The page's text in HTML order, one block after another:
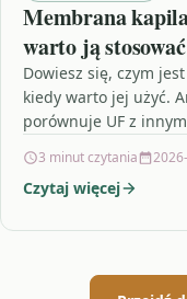
Membrana
warto ją stosować
Dowiesz się, czym
kiedy warto jej użyć.
porównuje UF z
3 minut czytania
Czytaj więcej